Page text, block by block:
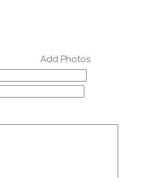
Add Photos